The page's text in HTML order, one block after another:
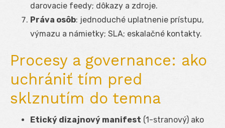
darovacie feedy; dôkazy a zdroje.
Práva osôb: jednoduché uplatnenie prístupu,
výmazu a námietky; SLA; eskalačné kontakty.
Procesy a governance: ako
uchrániť tím pred
sklznutím do temna
Etický dizajnový manifest (1-stranový) ako